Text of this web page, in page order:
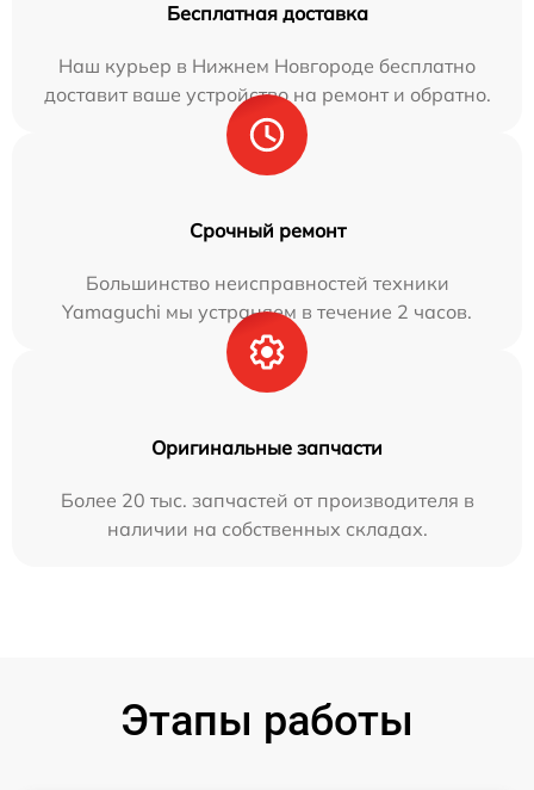
Бесплатная доставка
Наш курьер в Нижнем Новгороде бесплатно
доставит ваше устройство на ремонт и обратно.
Срочный ремонт
Большинство неисправностей техники
Yamaguchi мы устраняем в течение 2 часов.
Оригинальные запчасти
Более 20 тыс. запчастей от производителя в
наличии на собственных складах.
Этапы работы